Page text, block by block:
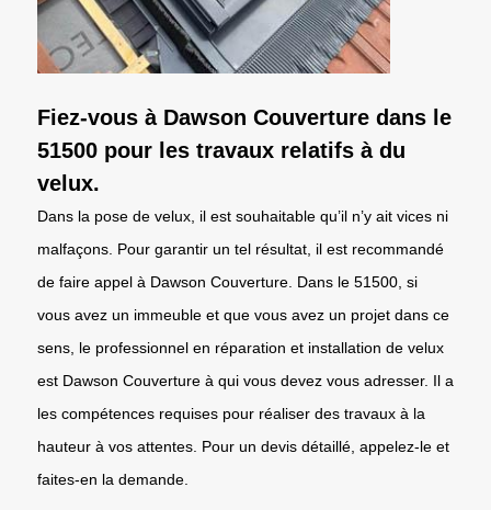
Fiez-vous à Dawson Couverture dans le
51500 pour les travaux relatifs à du
velux.
Dans la pose de velux, il est souhaitable qu’il n’y ait vices ni
malfaçons. Pour garantir un tel résultat, il est recommandé
de faire appel à Dawson Couverture. Dans le 51500, si
vous avez un immeuble et que vous avez un projet dans ce
sens, le professionnel en réparation et installation de velux
est Dawson Couverture à qui vous devez vous adresser. Il a
les compétences requises pour réaliser des travaux à la
hauteur à vos attentes. Pour un devis détaillé, appelez-le et
faites-en la demande.